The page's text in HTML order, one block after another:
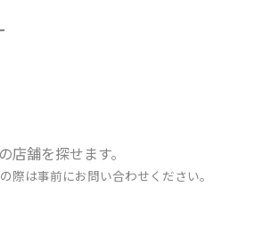
舗を探せます。
は事前にお問い合わせください。